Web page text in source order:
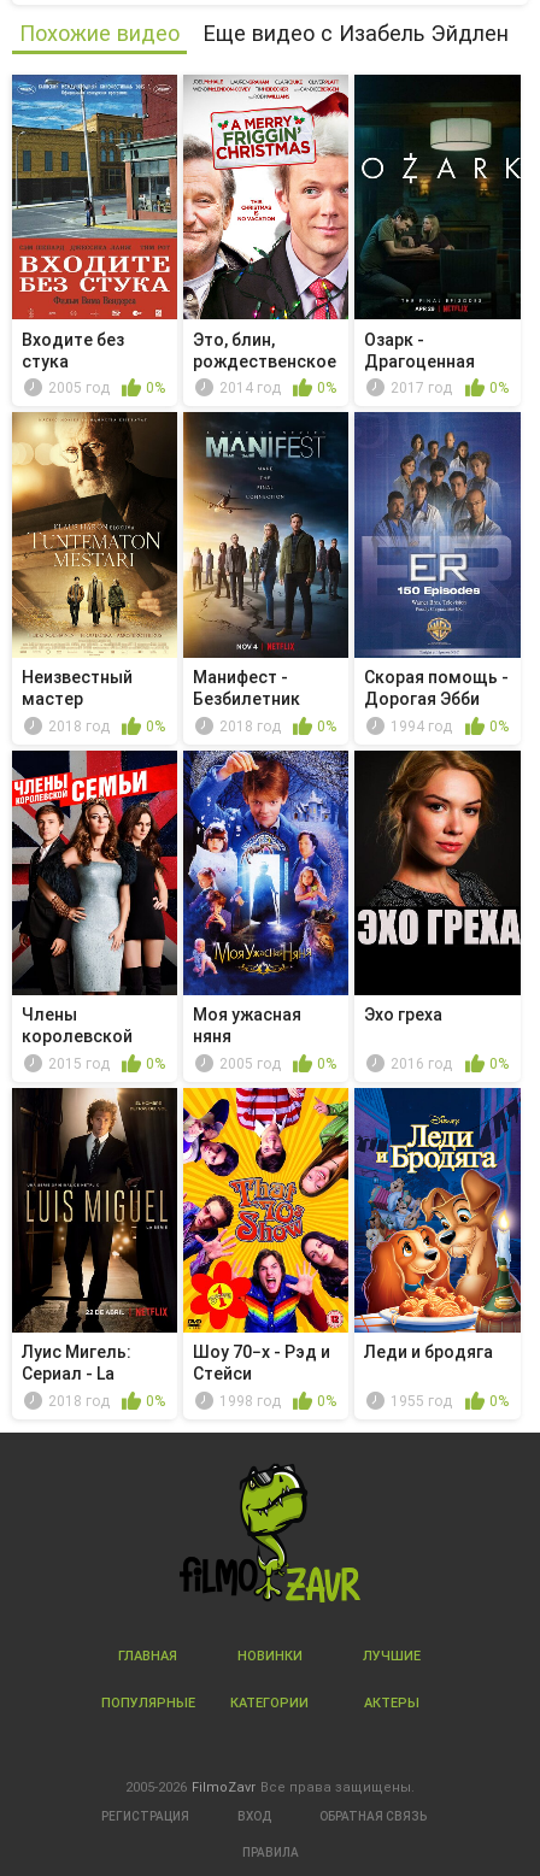
Похожие видео Еще видео с Изабель Эйдлен
Входите без
стука
2005 год 0%
Это, блин,
рождественское
чудо2014 год 0%
Озарк -
Драгоценная
кровь Иисуса
2017 год 0%
Неизвестный
мастер
2018 год 0%
Манифест -
Безбилетник
2018 год 0%
Скорая помощь -
Дорогая Эбби
1994 год 0%
Члены
королевской
семьи - O,
2015 год 0%
Моя ужасная
няня
2005 год 0%
Эхо греха
2016 год 0%
Луис Мигель:
Сериал - La
Malagueña
2018 год 0%
Шоу 70−х - Рэд и
Стейси
1998 год 0%
Леди и бродяга
1955 год 0%
ГЛАВНАЯ НОВИНКИ ЛУЧШИЕ
ПОПУЛЯРНЫЕ КАТЕГОРИИ АКТЕРЫ
2005-2026 FilmoZavr Все права защищены.
РЕГИСТРАЦИЯ ВХОД ОБРАТНАЯ СВЯЗЬ
ПРАВИЛА